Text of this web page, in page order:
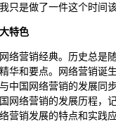
只是做了一件这个时间
特色
络营销经典。历史总是
华和要点。网络营销诞
中国网络营销的发展同
网络营销的发展历程，
营销发展的特点和实践